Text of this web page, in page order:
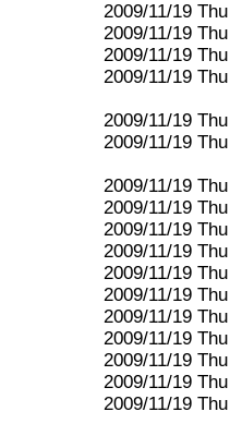
2009/11/19 Thu
2009/11/19 Thu
2009/11/19 Thu
2009/11/19 Thu
2009/11/19 Thu
2009/11/19 Thu
2009/11/19 Thu
2009/11/19 Thu
2009/11/19 Thu
2009/11/19 Thu
2009/11/19 Thu
2009/11/19 Thu
2009/11/19 Thu
2009/11/19 Thu
2009/11/19 Thu
2009/11/19 Thu
2009/11/19 Thu